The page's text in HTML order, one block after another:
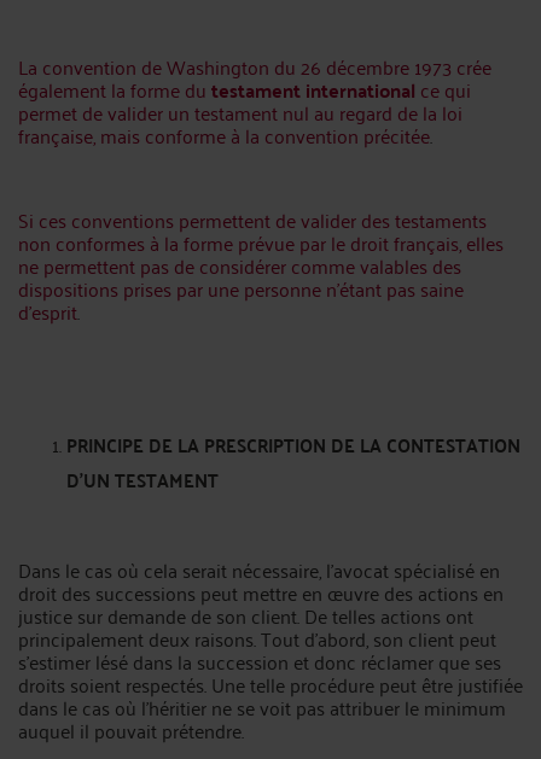
La convention de Washington du 26 décembre 1973 crée
également la forme dutestament international ce qui
permet de valider un testament nul au regard de la loi
française, mais conforme à la convention précitée.
Si ces conventions permettent de valider des testaments
non conformes à la forme prévue par le droit français, elles
ne permettent pas de considérer comme valables des
dispositions prises par une personne n’étant pas saine
d’esprit.
PRINCIPE DE LA PRESCRIPTION DE LA CONTESTATION
D’UN TESTAMENT
Dans le cas où cela serait nécessaire, l’avocat spécialisé en
droit des successions peut mettre en œuvre des actions en
justice sur demande de son client. De telles actions ont
principalement deux raisons. Tout d’abord, son client peut
s’estimer lésé dans la succession et donc réclamer que ses
droits soient respectés. Une telle procédure peut être justifiée
dans le cas où l’héritier ne se voit pas attribuer le minimum
auquel il pouvait prétendre.